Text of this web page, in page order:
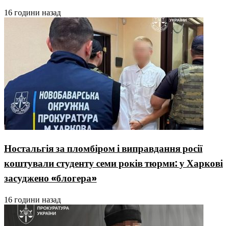
16 години назад
Ностальгія за пломбіром і виправдання росії
коштували студенту семи років тюрми: у Харкові
засуджено «блогера»
16 години назад